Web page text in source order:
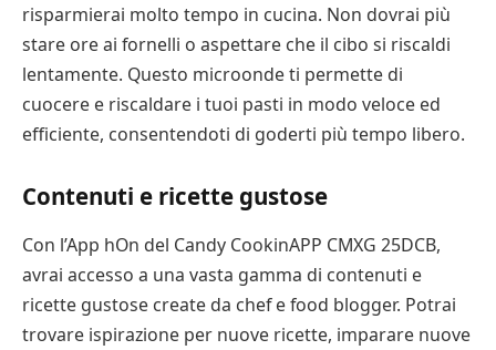
risparmierai molto tempo in cucina. Non dovrai più
stare ore ai fornelli o aspettare che il cibo si riscaldi
lentamente. Questo microonde ti permette di
cuocere e riscaldare i tuoi pasti in modo veloce ed
efficiente, consentendoti di goderti più tempo libero.
Contenuti e ricette gustose
Con l’App hOn del Candy CookinAPP CMXG 25DCB,
avrai accesso a una vasta gamma di contenuti e
ricette gustose create da chef e food blogger. Potrai
trovare ispirazione per nuove ricette, imparare nuove